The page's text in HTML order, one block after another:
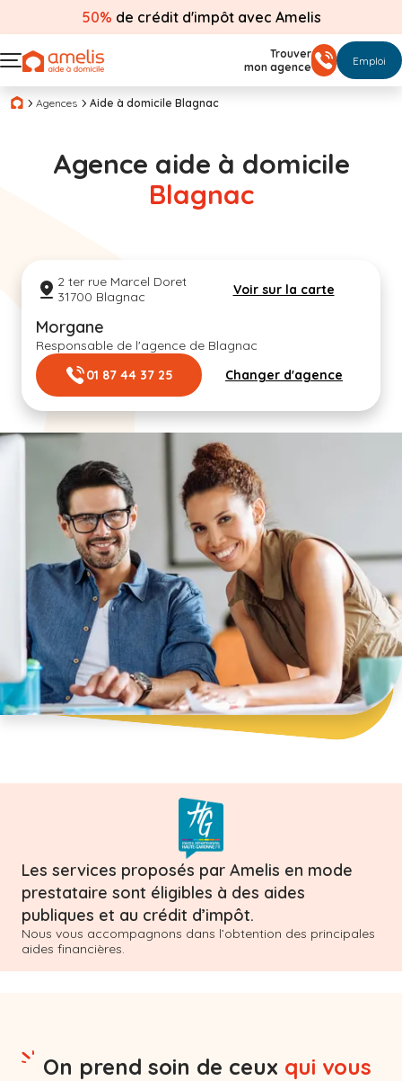
50% de crédit d'impôt avec Amelis
Trouver
mon agence
Emploi
Agences Aide à domicile Blagnac
Agence aide à domicile
Blagnac
2 ter rue Marcel Doret
31700 Blagnac
Voir sur la carte
Morgane
Responsable de l'agence de Blagnac
01 87 44 37 25
Changer d'agence
Les services proposés par Amelis en mode
prestataire sont éligibles à des aides
publiques et au crédit d’impôt.
Nous vous accompagnons dans l’obtention des principales
aides financières.
On prend soin de ceux qui vous